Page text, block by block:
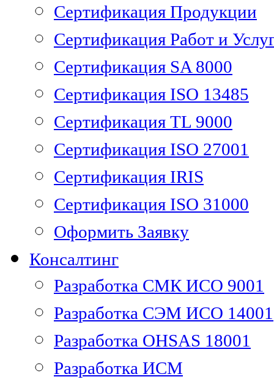
Сертификация Продукции
Сертификация Работ и
Сертификация SA 8000
Сертификация ISO 13485
Сертификация TL 9000
Сертификация ISO 27001
Сертификация IRIS
Сертификация ISO 31000
Оформить Заявку
Консалтинг
Разработка СМК ИСО 9001
Разработка СЭМ ИСО 14001
Разработка OHSAS 18001
Разработка ИСМ